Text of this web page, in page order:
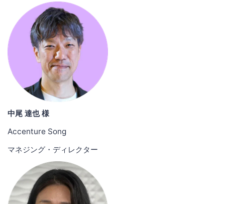
中尾 達也 様
Accenture Song
マネジング・ディレクター